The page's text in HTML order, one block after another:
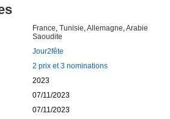
France Tunisie Allemagne Arabie
Saoudite
Jour2fête
2 prix et 3 nominations
2023
07/11/2023
07/11/2023